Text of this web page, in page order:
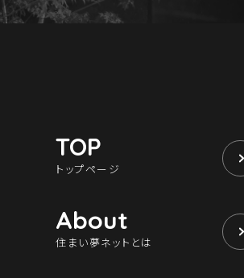
TOP
トップページ
About
住まい夢ネットとは